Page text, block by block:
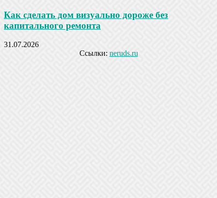
Как сделать дом визуально дороже без
капитального ремонта
31.07.2026
Ссылки: neruds.ru